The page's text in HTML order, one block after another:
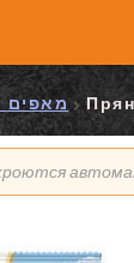
Выпечка - מאפים